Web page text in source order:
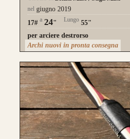
Guarda alcuni
realizzati su
nel giugno 2019
17# a 24" Lungo 55"
per arciere destrorso
Archi nuovi in pronta consegna